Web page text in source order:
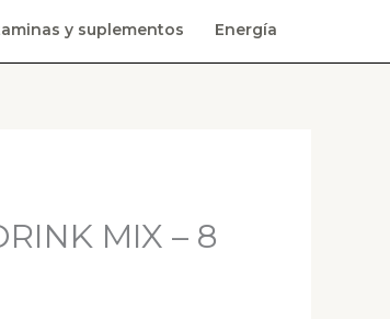
y suplementos Energía
MIX – 8